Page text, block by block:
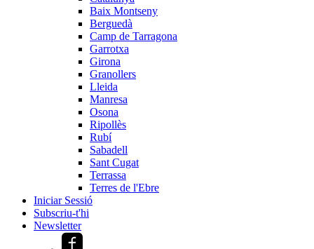
Baix Montseny
Berguedà
Camp de Tarragona
Garrotxa
Girona
Granollers
Lleida
Manresa
Osona
Ripollès
Rubí
Sabadell
Sant Cugat
Terrassa
Terres de l'Ebre
Iniciar Sessió
Subscriu-t'hi
Newsletter